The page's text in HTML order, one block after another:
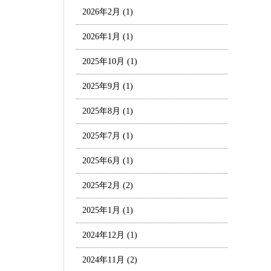
2026年2月 (1)
2026年1月 (1)
2025年10月 (1)
2025年9月 (1)
2025年8月 (1)
2025年7月 (1)
2025年6月 (1)
2025年2月 (2)
2025年1月 (1)
2024年12月 (1)
2024年11月 (2)